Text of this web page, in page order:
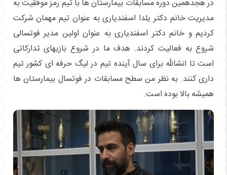
در هجدهمین دوره مسابقات بیمارستان ها با تیم رمز موفقیت به
مدیریت خانم دکتر یلدا اسفندیاری به عنوان تیم مهمان شرکت
کردیم و خانم دکتر اسفندیاری به عنوان اولین مدیر فوتسالی
شروع به فعالیت کردند. هدف ما در شروع بازیهای تدارکاتی
است تا انشالله برای سال آینده تیم در لیگ حرفه ای کشور تیم
داری کنند. به نظر من سطح مسابقات در فوتسال بیمارستان ها
همیشه بالا بوده است.